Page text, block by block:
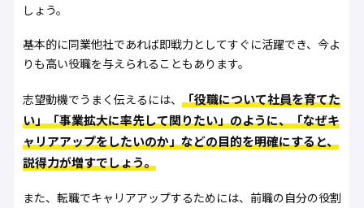
しょう。
基本的に同業他社であれば即戦力としてすぐに活躍でき、今よ
りも高い役職を与えられることもあります。
志望動機でうまく伝えるには、 「役職について社員を育てた
い」「事業拡大に率先して関りたい」のように、「なぜキ
ャリアアップをしたいのか」などの目的を明確にすると、
説得力が増すでしょう。
また、転職でキャリアアップするためには、前職の自分の役割